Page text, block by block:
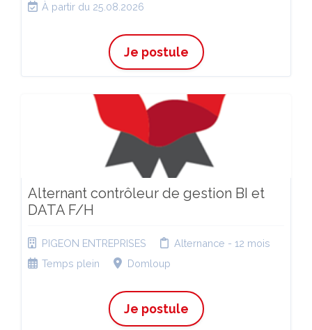
À partir du 25.08.2026
Je postule
Alternant contrôleur de gestion BI et
DATA F/H
PIGEON ENTREPRISES
Alternance - 12 mois
Temps plein
Domloup
Je postule